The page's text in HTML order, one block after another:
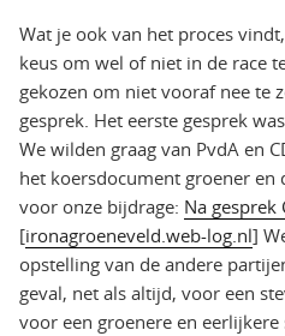
Wat je ook van het proces
keus om wel of niet in de race
gekozen om niet vooraf nee te
gesprek. Het eerste gesprek
We wilden graag van PvdA en
het koersdocument groener en
voor onze bijdrage: Na gesprek
[ironagroeneveld.web-log.nl]
opstelling van de andere
geval, net als altijd, voor een
voor een groenere en